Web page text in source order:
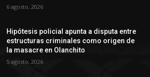
6 agosto, 2026
Hipótesis policial apunta a disputa entre
estructuras criminales como origen de
la masacre en Olanchito
5 agosto, 2026